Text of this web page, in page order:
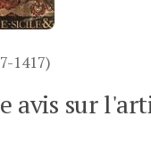
1417)
avis sur